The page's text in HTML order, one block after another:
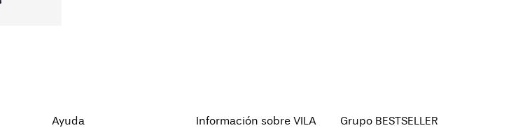
Ayuda Información sobre VILA Grupo BESTSELLER